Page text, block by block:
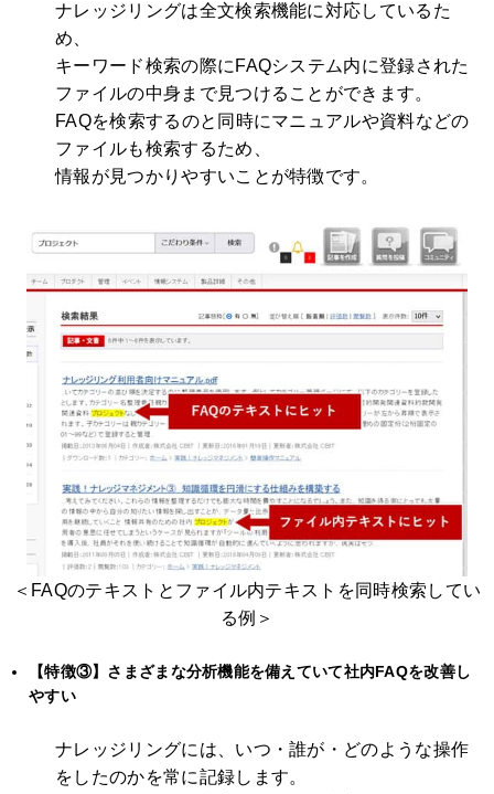
ナレッジリングは全文検索機能に対応しているた
め、
キーワード検索の際にFAQシステム内に登録された
ファイルの中身まで見つけることができます。
FAQを検索するのと同時にマニュアルや資料などの
ファイルも検索するため、
情報が見つかりやすいことが特徴です。
＜FAQのテキストとファイル内テキストを同時検索してい
る例＞
【特徴③】さまざまな分析機能を備えていて社内FAQを改善し
やすい
ナレッジリングには、いつ・誰が・どのような操作
をしたのかを常に記録します。